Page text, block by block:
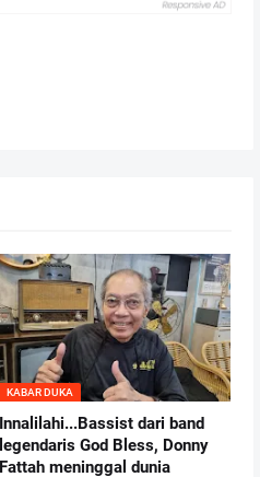
KABAR DUKA
Innalilahi...Bassist dari band
legendaris God Bless, Donny
Fattah meninggal dunia